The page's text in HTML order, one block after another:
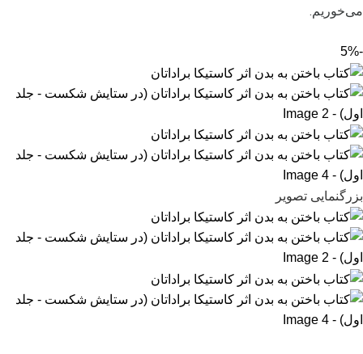
می‌خوریم.
-5%
بزرگنمایی تصویر